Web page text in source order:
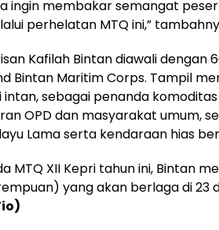
ingin membakar semangat
perhelatan MTQ ini,”
Kafilah Bintan diawali
Bintan Maritim Corps. Tampil
intan, sebagai penanda
OPD dan masyarakat umum,
Lama serta kendaraan hias
MTQ XII Kepri tahun ini, Bintan
yang akan berlaga di 23